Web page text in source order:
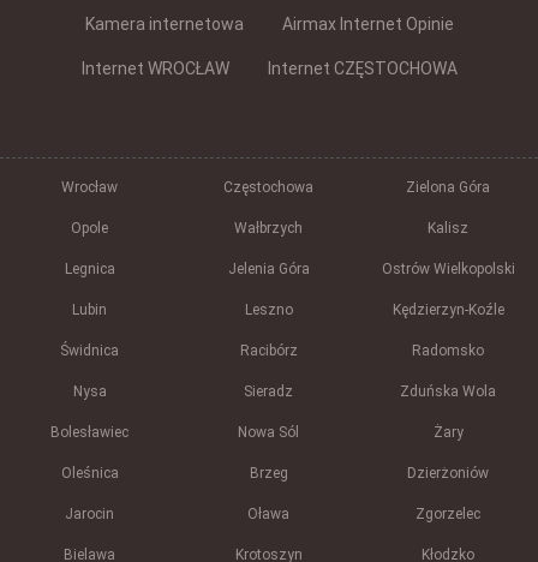
Kamera internetowa Airmax Internet Opinie
Internet WROCŁAW Internet CZĘSTOCHOWA
Wrocław Częstochowa Zielona Góra
Opole Wałbrzych Kalisz
Legnica Jelenia Góra Ostrów Wielkopolski
Lubin Leszno Kędzierzyn-Koźle
Świdnica Racibórz Radomsko
Nysa Sieradz Zduńska Wola
Bolesławiec Nowa Sól Żary
Oleśnica Brzeg Dzierżoniów
Jarocin Oława Zgorzelec
Bielawa Krotoszyn Kłodzko